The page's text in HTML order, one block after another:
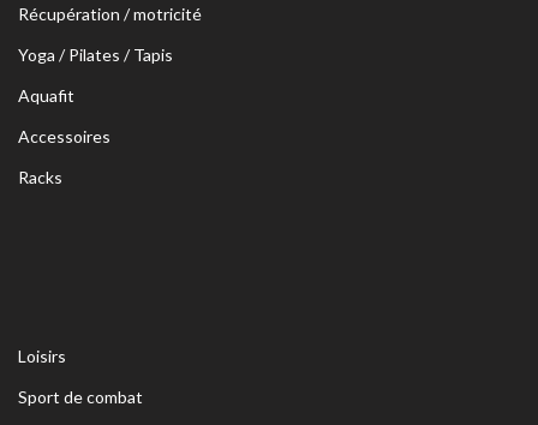
Récupération / motricité
Yoga / Pilates / Tapis
Aquafit
Accessoires
Racks
Loisirs
Sport de combat